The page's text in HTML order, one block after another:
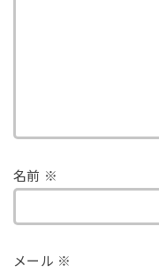
名前 ※
メール ※